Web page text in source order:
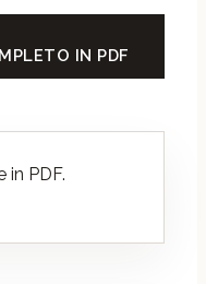
IN PDF
in PDF.